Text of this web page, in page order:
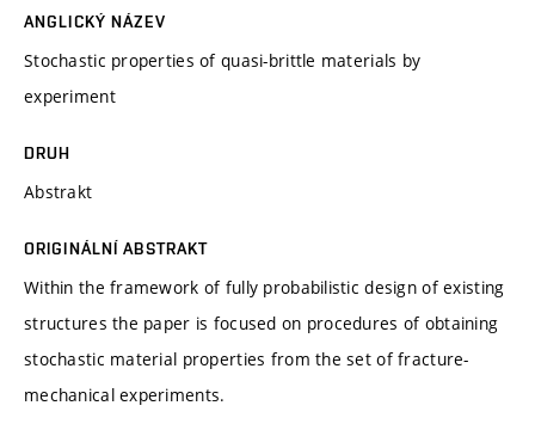
ANGLICKÝ NÁZEV
Stochastic properties of quasi-brittle materials by
experiment
DRUH
Abstrakt
ORIGINÁLNÍ ABSTRAKT
Within the framework of fully probabilistic design of existing
structures the paper is focused on procedures of obtaining
stochastic material properties from the set of fracture-
mechanical experiments.